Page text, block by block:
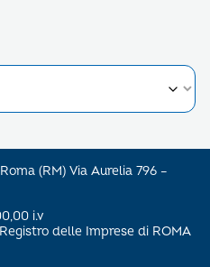
(RM) Via Aurelia 796 –
i.v
delle Imprese di ROMA